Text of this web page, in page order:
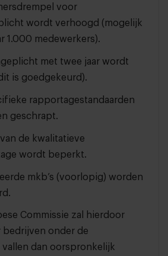
voor
wordt verhoogd (mogelijk
1.000 medewerkers).
met twee jaar wordt
is goedgekeurd).
rapportagestandaarden
geschrapt.
van de kwalitatieve
wordt beperkt.
mkb’s (voorlopig) worden
Commissie zal hierdoor
bedrijven onder de
dan oorspronkelijk